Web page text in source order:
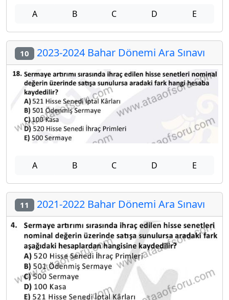
A B C D E
10 2023-2024 Bahar Dönemi Ara Sınavı
A B C D E
11 2021-2022 Bahar Dönemi Ara Sınavı